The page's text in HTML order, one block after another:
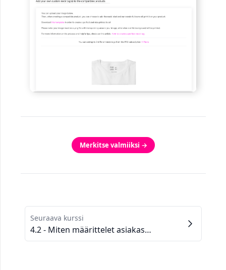
Merkitse valmiiksi →
Seuraava kurssi
4.2 - Miten määrittelet asiakasprofiilisi?